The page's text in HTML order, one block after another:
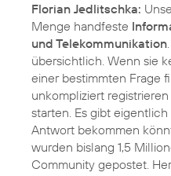
Florian Jedlitschka:
Menge handfeste
und Telekommunikation
übersichtlich. Wenn sie
einer bestimmten Frage
unkompliziert
starten. Es gibt
Antwort bekommen
wurden bislang 1,5
Community gepostet.